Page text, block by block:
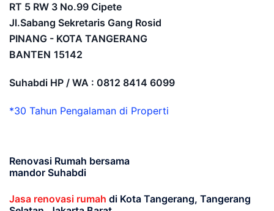
RT 5 RW 3 No.99 Cipete
Jl.Sabang Sekretaris Gang Rosid
PINANG - KOTA TANGERANG
BANTEN 15142
Suhabdi HP / WA : 0812 8414 6099
*30 Tahun Pengalaman di Properti
Renovasi Rumah bersama
mandor Suhabdi
Jasa renovasi rumah di Kota Tangerang, Tangerang